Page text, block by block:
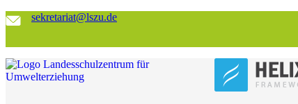
sekretariat@lszu.de